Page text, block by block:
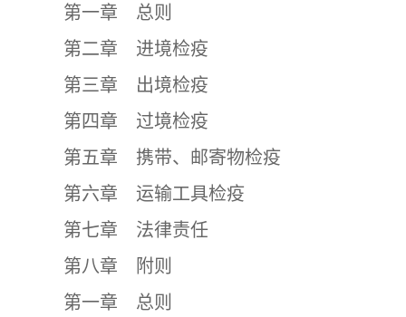
第一章 总则
第二章 进境检疫
第三章 出境检疫
第四章 过境检疫
第五章 携带、邮寄物检疫
第六章 运输工具检疫
第七章 法律责任
第八章 附则
第一章 总则